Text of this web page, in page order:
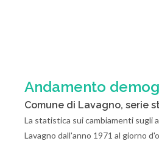
Andamento
Comune di Lavagno, serie
La statistica sui cambiamenti sugli
Lavagno dall'anno 1971 al giorno